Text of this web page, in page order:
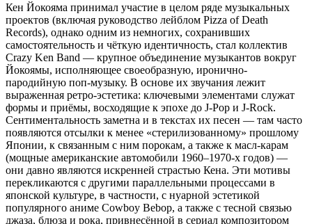
Кен Йокояма принимал участие в целом ряде музыкальных
проектов (включая руководство лейблом Pizza of Death
Records), однако одним из немногих, сохранивших
самостоятельность и чёткую идентичность, стал коллектив
Crazy Ken Band — крупное объединение музыкантов вокруг
Йокоямы, исполняющее своеобразную, иронично-
пародийную поп-музыку. В основе их звучания лежит
выраженная ретро-эстетика: ключевыми элементами служат
формы и приёмы, восходящие к эпохе до J-Pop и J-Rock.
Сентиментальность заметна и в текстах их песен — там часто
появляются отсылки к менее «стерилизованному» прошлому
Японии, к связанным с ним порокам, а также к масл-карам
(мощные американские автомобили 1960–1970-х годов) —
они давно являются искренней страстью Кена. Эти мотивы
перекликаются с другими параллельными процессами в
японской культуре, в частности, с нуарной эстетикой
популярного аниме Cowboy Bebop, а также с тесной связью
джаза, блюза и рока, привнесённой в сериал композитором